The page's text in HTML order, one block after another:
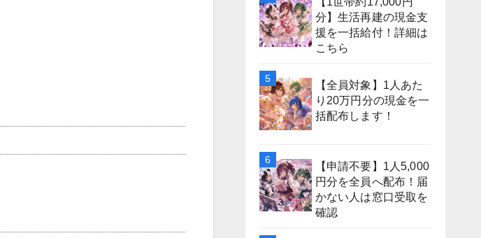
分】生活再建の現金支
援を一括給付！詳細は
こちら
【全員対象】1人あた
り20万円分の現金を一
括配布します！
【申請不要】1人5,000
円分を全員へ配布！届
かない人は窓口受取を
確認